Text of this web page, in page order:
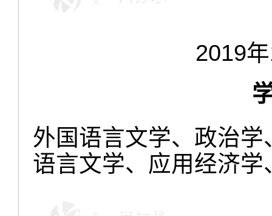
2019
外国语言文学、政治
语言文学、应用经济